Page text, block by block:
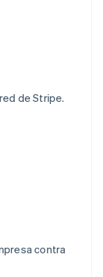
de Stripe.
contra